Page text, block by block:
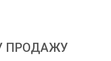
ПРОДАЖУ